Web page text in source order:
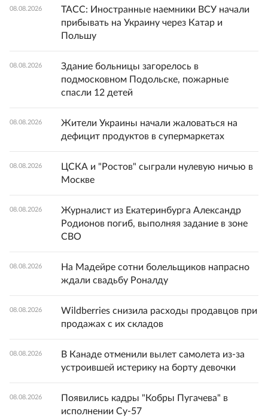
08.08.2026
ТАСС: Иностранные наемники ВСУ начали
прибывать на Украину через Катар и
Польшу
08.08.2026
Здание больницы загорелось в
подмосковном Подольске, пожарные
спасли 12 детей
08.08.2026
Жители Украины начали жаловаться на
дефицит продуктов в супермаркетах
08.08.2026
ЦСКА и "Ростов" сыграли нулевую ничью в
Москве
08.08.2026
Журналист из Екатеринбурга Александр
Родионов погиб, выполняя задание в зоне
СВО
08.08.2026
На Мадейре сотни болельщиков напрасно
ждали свадьбу Роналду
08.08.2026
Wildberries снизила расходы продавцов при
продажах с их складов
08.08.2026
В Канаде отменили вылет самолета из-за
устроившей истерику на борту девочки
08.08.2026
Появились кадры "Кобры Пугачева" в
исполнении Су-57